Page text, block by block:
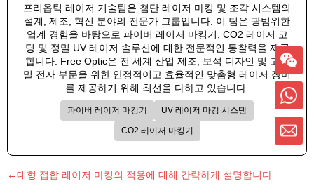
프리옵틱 레이저 기술팀은 첨단 레이저 마킹 및 조각 시스템의
설계, 제조, 혁신 분야의 전문가 그룹입니다. 이 팀은 광범위한
업계 경험을 바탕으로 파이버 레이저 마킹기, CO2 레이저 코
딩 및 정밀 UV 레이저 솔루션에 대한 전문적인 통찰력을 제공
합니다. Free Optic은 전 세계 산업 제조, 보석 디자인 및 고정
밀 전자 부문을 위한 안정적이고 효율적인 맞춤형 레이저 장비
를 제공하기 위해 최선을 다하고 있습니다.
파이버 레이저 마킹기 UV 레이저 마킹 시스템
CO2 레이저 마킹기
←대형 접합 레이저 마킹의 적용에 대해 간략하게 설명합니다.